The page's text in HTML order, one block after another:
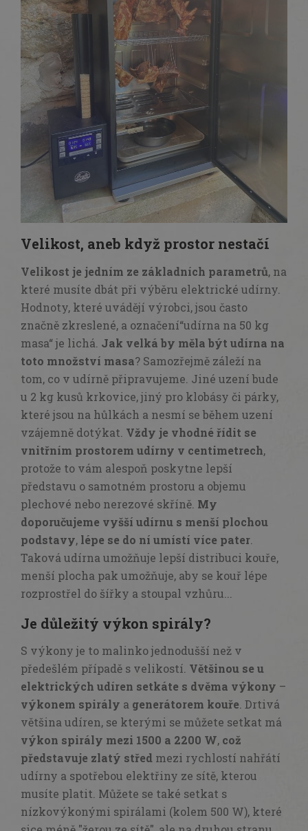
Velikost, aneb když prostor nestačí
Velikost je jedním ze základních parametrů, na
které musíte dbát při výběru elektrické udírny.
Hodnoty, které uvádějí výrobci, jsou často
značně zkreslené, a označení“udírna na 50 kg
masa“ je lichá. Jak velká by měla být udírna na
toto množství masa? Samozřejmě záleží na
tom, co v udírně připravujeme. Jiné uzení bude
u 2 kg kusů krkovice, jiný pro klobásy či párky,
které jsou na hůlkách a nesmí se během uzení
vzájemně dotýkat. Vždy je vhodné řídit se
vnitřním prostorem udírny v centimetrech,
protože to vám alespoň poskytne lepší
představu o samotném prostoru a objemu
plechové nebo nerezové skříně. My
doporučujeme vyšší udírnu s menší plochou
podstavy, lépe se do ní umístí více pater
Taková udírna umožňuje lepší distribuci kouře,
menší plocha pak umožňuje, aby se kouř lépe
rozprostřel do šířky a stoupal vzhůru...
Je důležitý výkon spirály?
S výkony je to malinko jednodušší než v
předešlém případě s velikostí. Většinou se u
elektrických udíren setkáte s dvěma výkony –
výkonem spirály a generátorem kouře. Drtivá
většina udíren, se kterými se můžete setkat má
výkon spirály mezi 1500 a 2200 W, což
představuje zlatý střed mezi rychlostí nahřátí
udírny a spotřebou elektřiny ze sítě, kterou
musíte platit. Můžete se také setkat s
nízkovýkonými spirálami (kolem 500 W), které